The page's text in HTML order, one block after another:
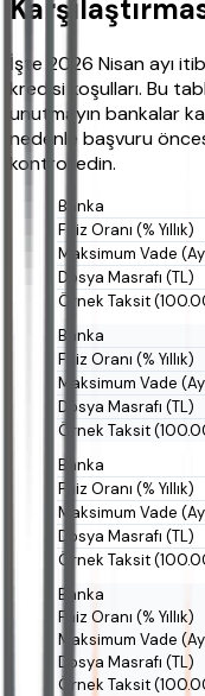
İşte 2026 Nisan ayı
kredisi koşulları. Bu
unutmayın bankalar
nedenle başvuru
kontrol edin.